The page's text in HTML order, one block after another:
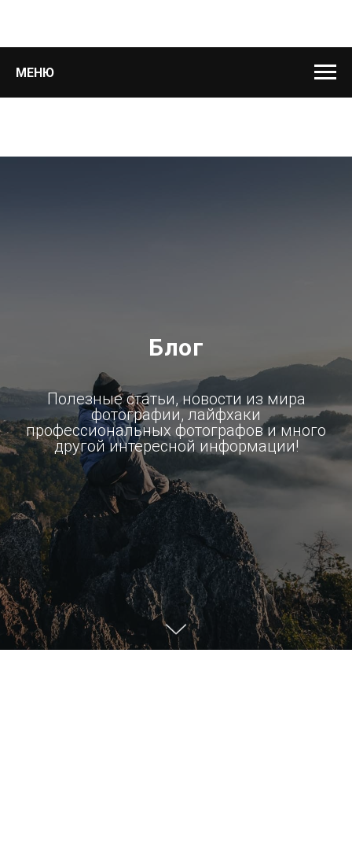
МЕНЮ
Блог
Полезные статьи, новости из мира
фотографии, лайфхаки
профессиональных фотографов и много
другой интересной информации!